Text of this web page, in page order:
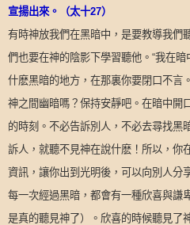
宣揚出來。（太十27）
有時神放我們在黑暗中，是要教導我們
們也要在神的陰影下學習聽他。“我在
什麽黑暗的地方，在那裏你要閉口不言
神之間幽暗嗎？保持安靜吧。在暗中開
的時刻。不必告訴別人，不必去尋找黑
訴人，就聽不見神在說什麽！所以，你
資訊，讓你出到光明後，可以向別人分
每一次經過黑暗，都會有一種欣喜與謙
是真的聽見神了）。欣喜的時候聽見